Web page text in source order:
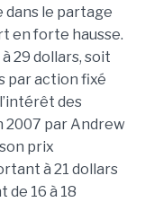
dans le partage
en forte hausse.
29 dollars, soit
par action fixé
des
2007 par Andrew
prix
à 21 dollars
16 à 18